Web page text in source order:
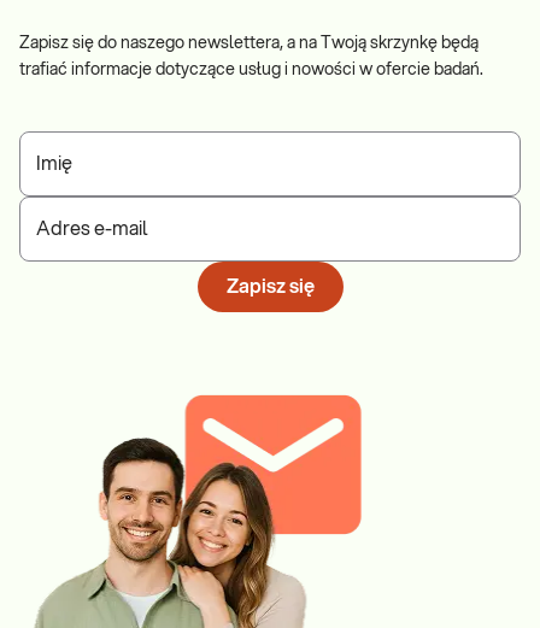
Zapisz się do naszego newslettera, a na Twoją skrzynkę będą
trafiać informacje dotyczące usług i nowości w ofercie badań.
Imię
Adres e-mail
Zapisz się